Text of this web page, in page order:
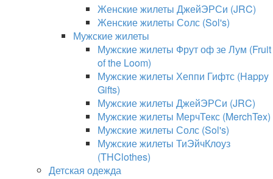
Женские жилеты ДжейЭРСи (JRC)
Женские жилеты Солс (Sol's)
Мужские жилеты
Мужские жилеты Фрут оф зе Лум (Fruit
of the Loom)
Мужские жилеты Хеппи Гифтс (Happy
Gifts)
Мужские жилеты ДжейЭРСи (JRC)
Мужские жилеты МерчТекс (MerchTex)
Мужские жилеты Солс (Sol's)
Мужские жилеты ТиЭйчКлоуз
(THClothes)
Детская одежда